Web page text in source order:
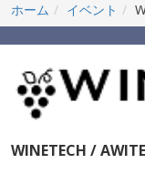
ホーム イベント
WINETECH / AWITE